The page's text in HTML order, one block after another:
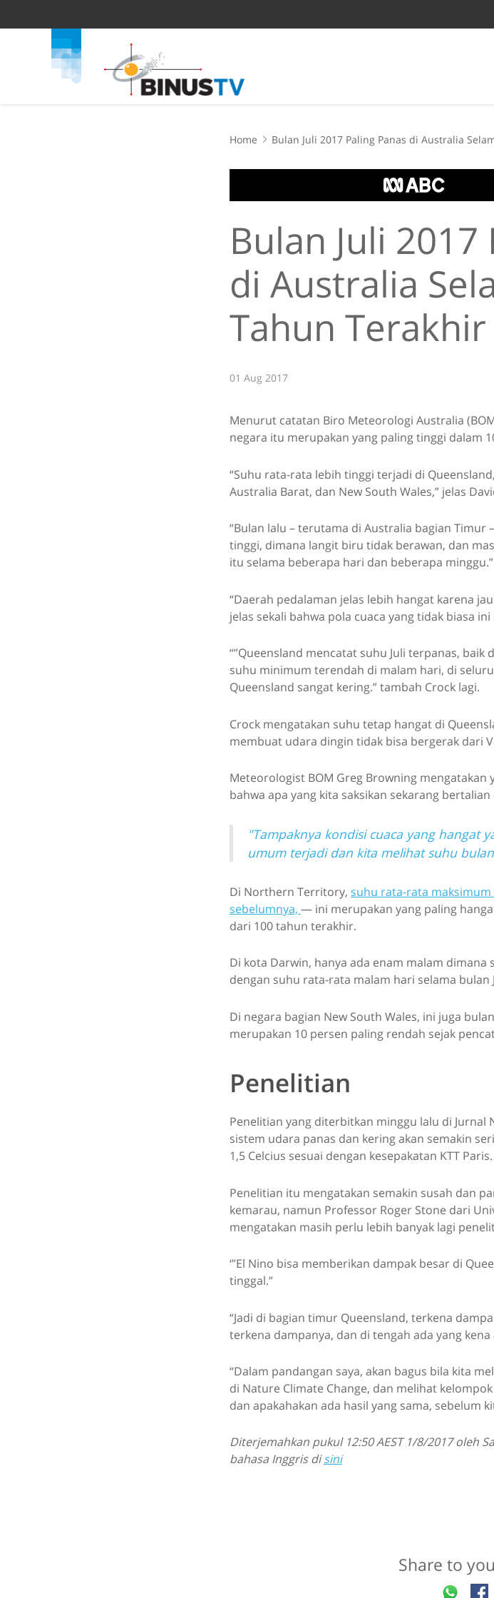
Home Bulan Juli 2017 Paling Panas di Australia
Bulan Juli 2017
di Australia
Tahun Terakhir
01 Aug 2017
Menurut catatan Biro Meteorologi Australia
negara itu merupakan yang paling tinggi dalam
“Suhu rata-rata lebih tinggi terjadi di
Australia Barat, dan New South Wales,” jelas
“Bulan lalu – terutama di Australia bagian
tinggi, dimana langit biru tidak berawan, dan
itu selama beberapa hari dan beberapa minggu.”
“Daerah pedalaman jelas lebih hangat karena
jelas sekali bahwa pola cuaca yang tidak biasa
“”Queensland mencatat suhu Juli terpanas,
suhu minimum terendah di malam hari, di
Queensland sangat kering.” tambah Crock lagi.
Crock mengatakan suhu tetap hangat di
membuat udara dingin tidak bisa bergerak dari
Meteorologist BOM Greg Browning mengatakan
bahwa apa yang kita saksikan sekarang
"Tampaknya kondisi cuaca yang hangat
umum terjadi dan kita melihat suhu
Di Northern Territory, suhu rata-rata
sebelumnya, — ini merupakan yang paling
dari 100 tahun terakhir.
Di kota Darwin, hanya ada enam malam dimana
dengan suhu rata-rata malam hari selama bulan
Di negara bagian New South Wales, ini juga
merupakan 10 persen paling rendah sejak
Penelitian
Penelitian yang diterbitkan minggu lalu di Jurnal
sistem udara panas dan kering akan semakin
1,5 Celcius sesuai dengan kesepakatan KTT Paris.
Penelitian itu mengatakan semakin susah dan
kemarau, namun Professor Roger Stone dari
mengatakan masih perlu lebih banyak lagi
‘”El Nino bisa memberikan dampak besar di
tinggal.”
“Jadi di bagian timur Queensland, terkena
terkena dampanya, dan di tengah ada yang kena
“Dalam pandangan saya, akan bagus bila kita
di Nature Climate Change, dan melihat
dan apakahakan ada hasil yang sama, sebelum
Diterjemahkan pukul 12:50 AEST 1/8/2017 oleh
bahasa Inggris disini
Share to